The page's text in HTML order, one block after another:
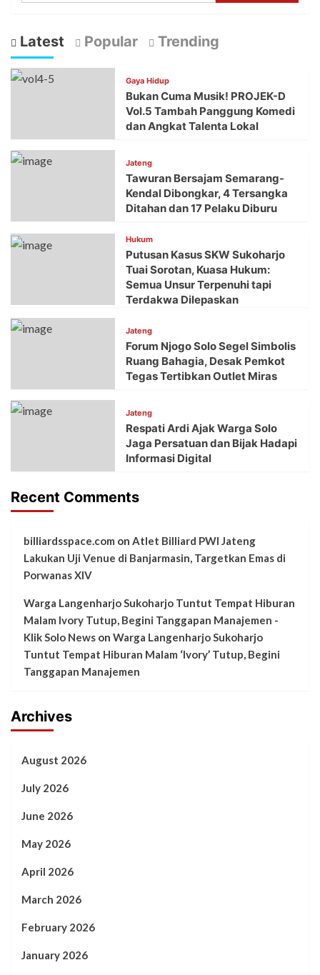
Latest Popular Trending
Gaya Hidup
Bukan Cuma Musik! PROJEK-D
Vol.5 Tambah Panggung Komedi
dan Angkat Talenta Lokal
Jateng
Tawuran Bersajam Semarang-
Kendal Dibongkar, 4 Tersangka
Ditahan dan 17 Pelaku Diburu
Hukum
Putusan Kasus SKW Sukoharjo
Tuai Sorotan, Kuasa Hukum:
Semua Unsur Terpenuhi tapi
Terdakwa Dilepaskan
Jateng
Forum Njogo Solo Segel Simbolis
Ruang Bahagia, Desak Pemkot
Tegas Tertibkan Outlet Miras
Jateng
Respati Ardi Ajak Warga Solo
Jaga Persatuan dan Bijak Hadapi
Informasi Digital
Recent Comments
billiardsspace.com on Atlet Billiard PWI Jateng
Lakukan Uji Venue di Banjarmasin, Targetkan Emas di
Porwanas XIV
Warga Langenharjo Sukoharjo Tuntut Tempat Hiburan
Malam Ivory Tutup, Begini Tanggapan Manajemen -
Klik Solo News on Warga Langenharjo Sukoharjo
Tuntut Tempat Hiburan Malam ‘Ivory’ Tutup, Begini
Tanggapan Manajemen
Archives
August 2026
July 2026
June 2026
May 2026
April 2026
March 2026
February 2026
January 2026